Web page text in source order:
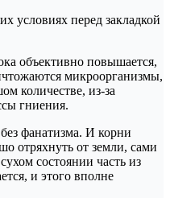
условиях перед закладкой
объективно повышается,
микроорганизмы,
количестве, из-за
гниения.
фанатизма. И корни
отряхнуть от земли, сами
состоянии часть из
и этого вполне